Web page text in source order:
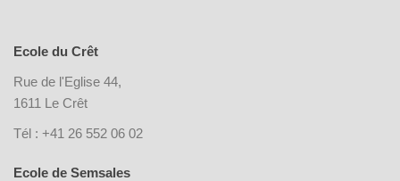
Ecole du Crêt
Rue de l'Eglise 44,
1611 Le Crêt
Tél : +41 26 552 06 02
Ecole de Semsales